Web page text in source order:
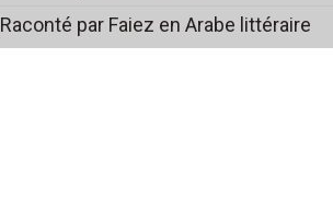
Raconté par Faiez en Arabe littéraire